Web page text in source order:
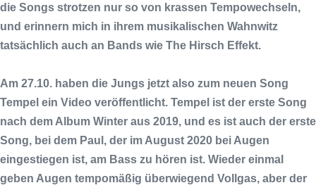
die Songs strotzen nur so von krassen Tempowechseln,
und erinnern mich in ihrem musikalischen Wahnwitz
tatsächlich auch an Bands wie The Hirsch Effekt.
Am 27.10. haben die Jungs jetzt also zum neuen Song
Tempel ein Video veröffentlicht. Tempel ist der erste Song
nach dem Album Winter aus 2019, und es ist auch der erste
Song, bei dem Paul , der im August 2020 bei Augen
eingestiegen ist, am Bass zu hören ist. Wieder einmal
geben Augen tempomäßig überwiegend Vollgas, aber der